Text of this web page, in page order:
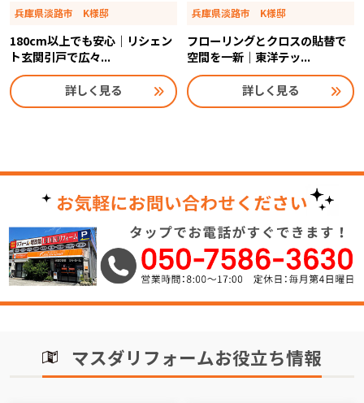
兵庫県淡路市 K様邸
180cm以上でも安心｜リシェン
ト玄関引戸で広々...
詳しく見る
兵庫県淡路市 K様邸
フローリングとクロスの貼替で
空間を一新｜東洋テッ...
詳しく見る
マスダリフォームお役立ち情報